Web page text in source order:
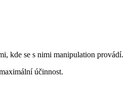
kde se s nimi manipulation provádí.
účinnost.